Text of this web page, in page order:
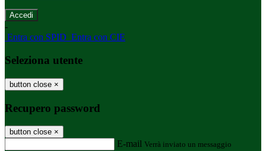
-
Entra con SPID Entra con CIE
Seleziona utente
button close ×
Recupero password
button close ×
E-mail Verrà inviato un messaggio